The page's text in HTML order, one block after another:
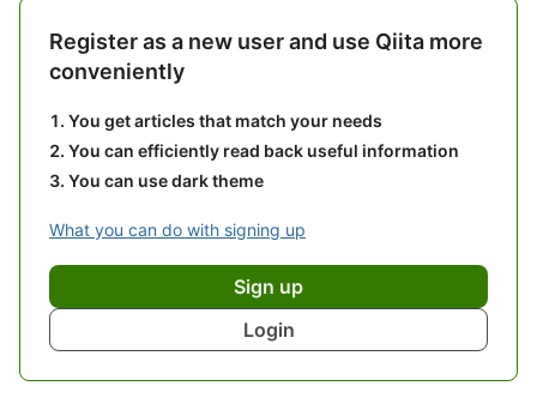
Register as a new user and use Qiita more
conveniently
You get articles that match your needs
You can efficiently read back useful information
You can use dark theme
What you can do with signing up
Sign up
Login